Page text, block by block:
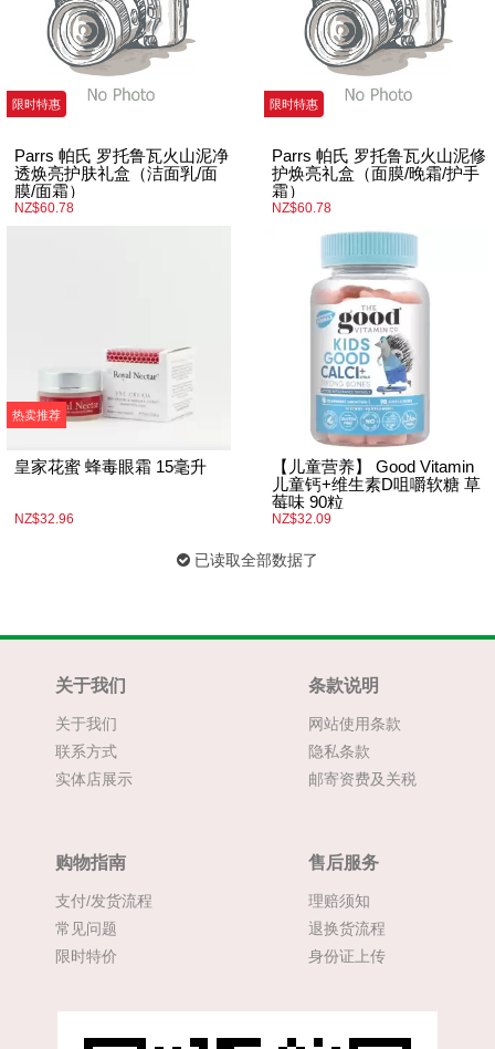
限时特惠
Parrs 帕氏 罗托鲁瓦火山泥净
透焕亮护肤礼盒（洁面乳/面
膜/面霜）
NZ$60.78
限时特惠
Parrs 帕氏 罗托鲁瓦火山泥修
护焕亮礼盒（面膜/晚霜/护手
霜）
NZ$60.78
热卖推荐
皇家花蜜 蜂毒眼霜 15毫升
NZ$32.96
【儿童营养】 Good Vitamin
儿童钙+维生素D咀嚼软糖 草
莓味 90粒
NZ$32.09
已读取全部数据了
关于我们
关于我们
联系方式
实体店展示
条款说明
网站使用条款
隐私条款
邮寄资费及关税
购物指南
支付/发货流程
常见问题
限时特价
售后服务
理赔须知
退换货流程
身份证上传